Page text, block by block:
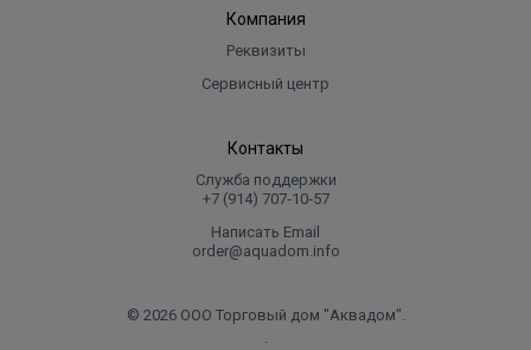
Компания
Реквизиты
Сервисный центр
Контакты
Служба поддержки
+7 (914) 707‑10‑57
Написать Email
order@aquadom.info
© 2026 ООО Торговый дом "Аквадом".
.